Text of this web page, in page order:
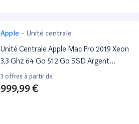
Apple - Unité centrale
Unité Centrale Apple Mac Pro 2019 Xeon
3,3 Ghz 64 Go 512 Go SSD Argent
Reconditionné
3 offres à partir de :
999,99 €